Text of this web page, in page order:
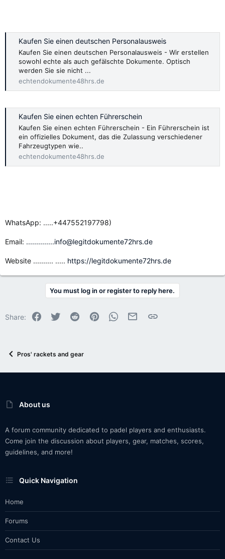
Kaufen Sie einen deutschen Personalausweis
Kaufen Sie einen deutschen Personalausweis - Wir erstellen
sowohl echte als auch gefälschte Dokumente. Optisch
werden Sie sie nicht ...
echtendokumente48hrs.de
Kaufen Sie einen echten Führerschein
Kaufen Sie einen echten Führerschein - Ein Führerschein ist
ein offizielles Dokument, das die Zulassung verschiedener
Fahrzeugtypen wie..
echtendokumente48hrs.de
WhatsApp: .....+447552197798)
Email: ..............info@legitdokumente72hrs.de
Website .......... ..... https://legitdokumente72hrs.de
You must log in or register to reply here.
Share: Facebook
Twitter Reddit PinterestWhatsApp
Email Link
Pros' rackets and gear
About us
A forum community dedicated to padel players and enthusiasts.
Come join the discussion about players, gear, matches, scores,
guidelines, and more!
Quick Navigation
Home
Forums
Contact Us